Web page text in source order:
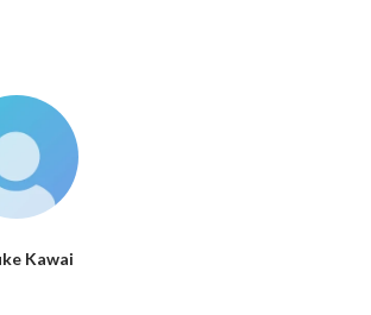
Kawai